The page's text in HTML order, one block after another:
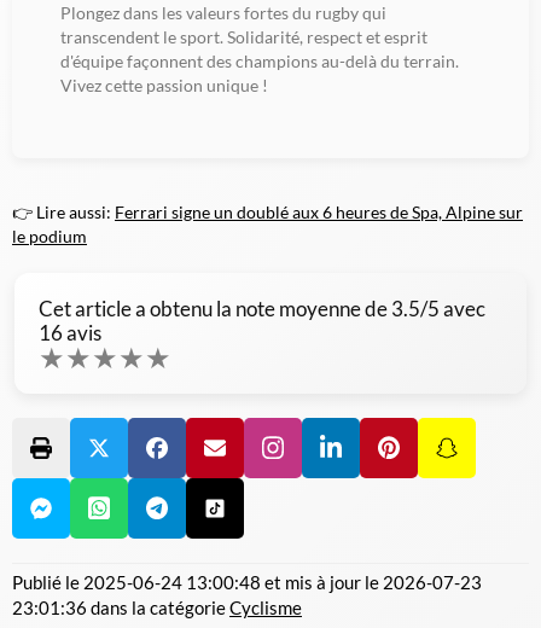
Plongez dans les valeurs fortes du rugby qui
transcendent le sport. Solidarité, respect et esprit
d'équipe façonnent des champions au-delà du terrain.
Vivez cette passion unique !
👉 Lire aussi: Ferrari signe un doublé aux 6 heures de Spa, Alpine sur
le podium
Cet article a obtenu la note moyenne de3.5/5 avec
16avis
★★★★★
Publié le 2025-06-24 13:00:48 et mis à jour le 2026-07-23
23:01:36 dans la catégorieCyclisme